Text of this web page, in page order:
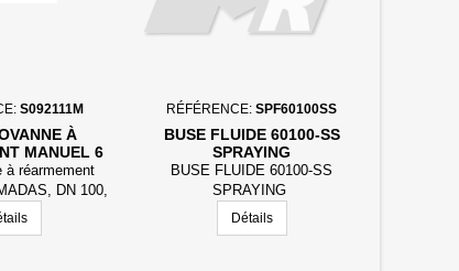
S092111M
À
MANUEL 6
DN 100, 230 V
à réarmement
DN 100,
V ca
RÉFÉRENCE:SPF60100SS
BUSE FLUIDE 60100-SS
SPRAYING
BUSE FLUIDE 60100-SS
SPRAYING
Détails